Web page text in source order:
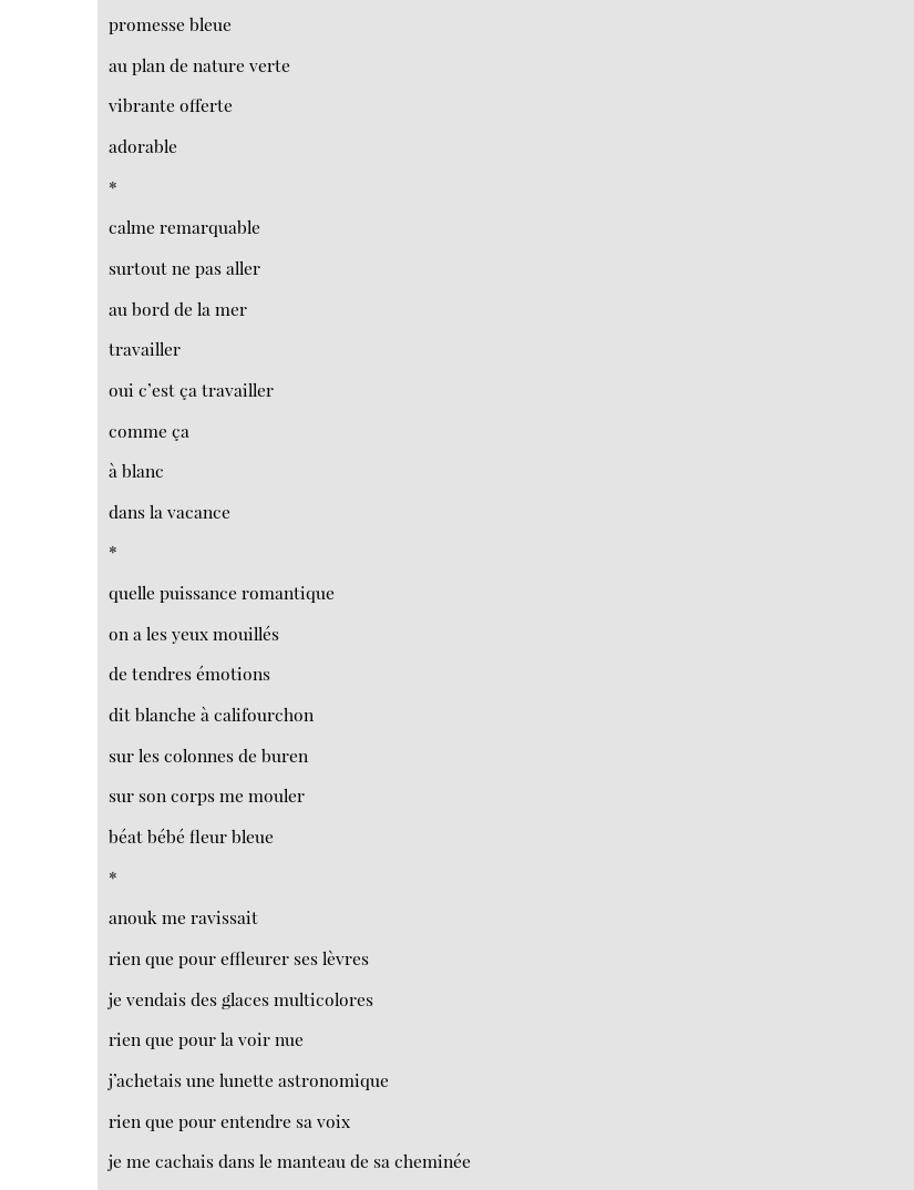
promesse bleue
au plan de nature verte
vibrante offerte
adorable
*
calme remarquable
surtout ne pas aller
au bord de la mer
travailler
oui c’est ça travailler
comme ça
à blanc
dans la vacance
*
quelle puissance romantique
on a les yeux mouillés
de tendres émotions
dit blanche à califourchon
sur les colonnes de buren
sur son corps me mouler
béat bébé fleur bleue
*
anouk me ravissait
rien que pour effleurer ses lèvres
je vendais des glaces multicolores
rien que pour la voir nue
j’achetais une lunette astronomique
rien que pour entendre sa voix
je me cachais dans le manteau de sa cheminée